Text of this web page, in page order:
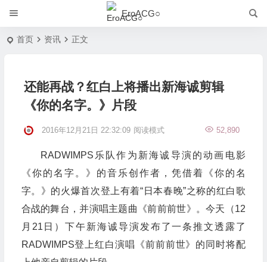
EroACG○
首页 资讯 正文
还能再战？红白上将播出新海诚剪辑
《你的名字。》片段
2016年12月21日 22:32:09 52,890
阅读模式
RADWIMPS乐队作为新海诚导演的动画电影
《你的名字。》的音乐创作者，凭借着《你的名
字。》的火爆首次登上有着“日本春晚”之称的红白歌
合战的舞台，并演唱主题曲《前前前世》。今天（12
月21日）下午新海诚导演发布了一条推文透露了
RADWIMPS登上红白演唱《前前前世》的同时将配